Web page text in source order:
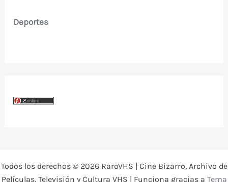
Deportes
Todos los derechos © 2026 RaroVHS | Cine Bizarro, Archivo de
Películas, Televisión y Cultura VHS | Funciona gracias a Tema